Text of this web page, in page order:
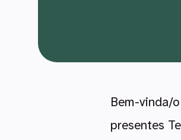
Bem-vinda/
presentes